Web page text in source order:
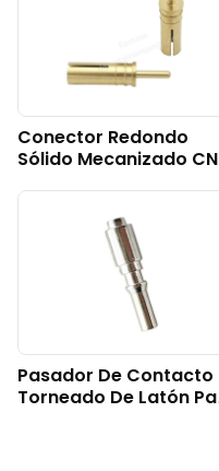
Conector Redondo
Sólido Mecanizado
Pasador De Contacto
Torneado De Latón